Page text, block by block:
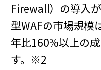
Firewall）の導入
型WAFの市場規模
年比160%以上の
す。※2